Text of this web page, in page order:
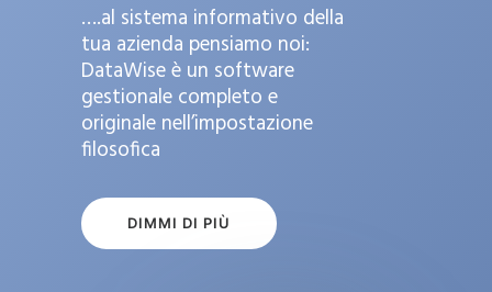
….al sistema informativo della
tua azienda pensiamo noi:
DataWise è un software
gestionale completo e
originale nell’impostazione
filosofica
DIMMI DI PIÙ